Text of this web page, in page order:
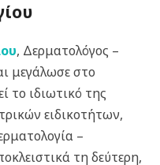
, Δερματολόγος –
μεγάλωσε στο
το ιδιωτικό της
ειδικοτήτων,
–
τη δεύτερη,